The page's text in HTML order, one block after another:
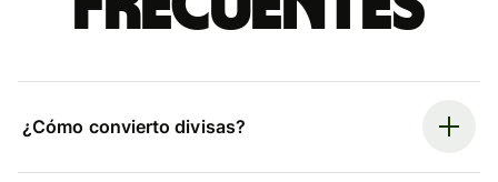
¿Cómo convierto divisas?